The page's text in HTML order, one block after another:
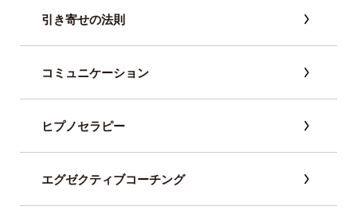
引き寄せの法則
コミュニケーション
ヒプノセラピー
エグゼクティブコーチング